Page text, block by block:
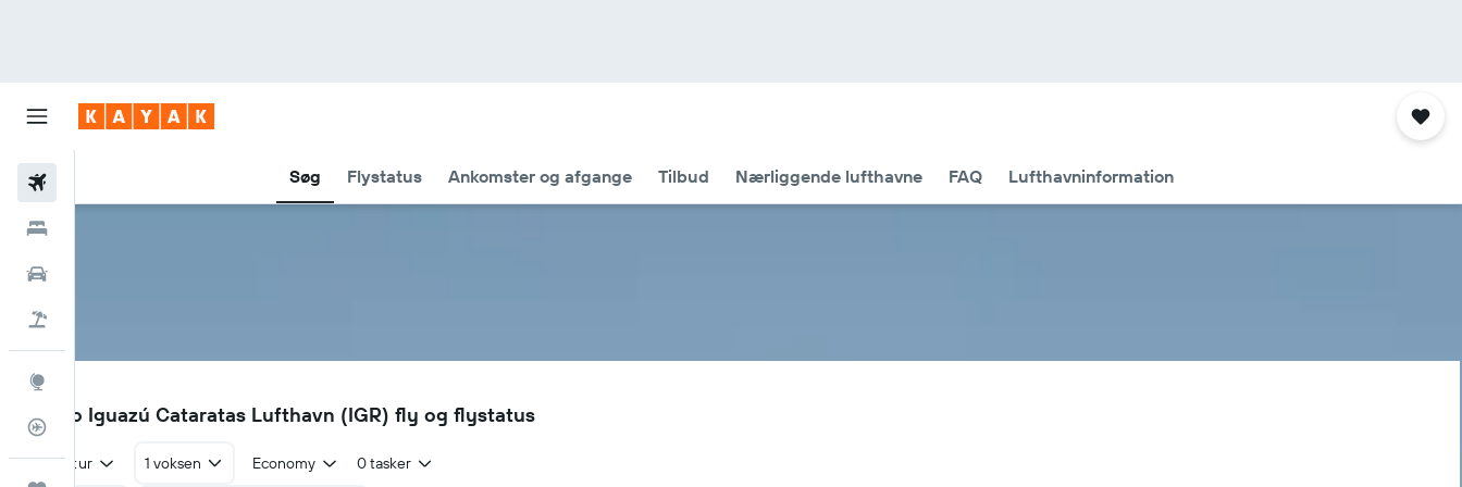
Søg Flystatus Ankomster og afgange Tilbud Nærliggende lufthavne FAQ Lufthavninformation
Flytracker
IGR
Puerto Iguazú Cataratas Lufthavn (IGR) fly og flystatus
Tur/retur 1 voksen Economy 0 tasker